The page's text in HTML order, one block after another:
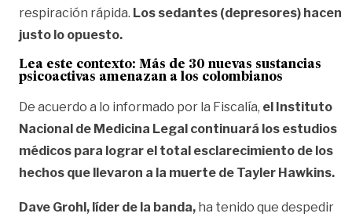
respiración rápida. Los sedantes (depresores) hacen
justo lo opuesto.
Lea este contexto: Más de 30 nuevas sustancias
psicoactivas amenazan a los colombianos
De acuerdo a lo informado por la Fiscalía, el Instituto
Nacional de Medicina Legal continuará los estudios
médicos para lograr el total esclarecimiento de los
hechos que llevaron a la muerte de Tayler Hawkins.
Dave Grohl, líder de la banda, ha tenido que despedir